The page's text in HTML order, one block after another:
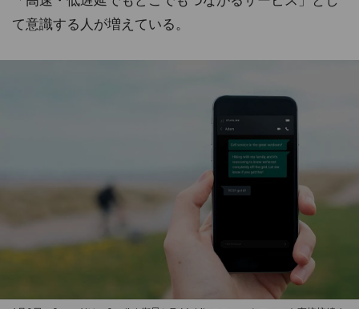
て意識する人が増えている。